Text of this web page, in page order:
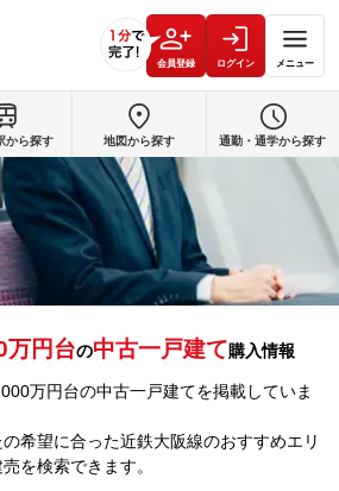
会員登録 ログイン メニュー
万円台の中古一戸建て購入情報
万円台の中古一戸建てを掲載していま
希望に合った近鉄大阪線のおすすめエリ
を検索できます。
から探す 地図から探す 通勤・通学から探す